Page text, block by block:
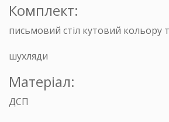
Комплект:
письмовий стіл кутовий кольору
шухляди
Матеріал:
ДСП